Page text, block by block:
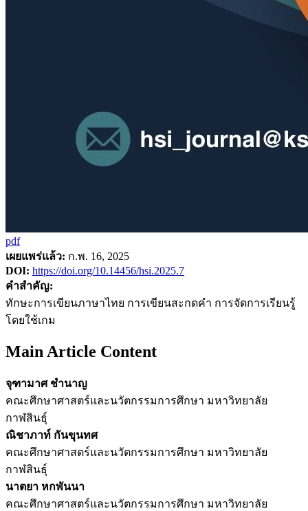
pdf
เผยแพร่แล้ว: ก.พ. 16, 2025
DOI: https://doi.org/10.14456/hsi.2025.7
คำสำคัญ:
ทักษะการเขียนภาษาไทย การเขียนสะกดคำ การจัดการเรียนรู้
โดยใช้เกม
Main Article Content
จุฑามาศ ชำนาญ
คณะศึกษาศาสตร์และนวัตกรรมการศึกษา มหาวิทยาลัย
กาฬสินธุ์
ณิชาภาท์ กันขุนทศ
คณะศึกษาศาสตร์และนวัตกรรมการศึกษา มหาวิทยาลัย
กาฬสินธุ์
นาตยา หกพันนา
คณะศึกษาศาสตร์และนวัตกรรมการศึกษา มหาวิทยาลัย